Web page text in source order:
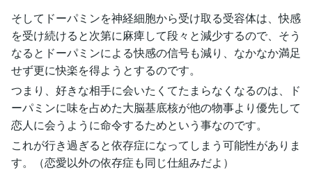
そしてドーパミンを神経細胞から受け取る受容体は、快感
を受け続けると次第に麻痺して段々と減少するので、そう
なるとドーパミンによる快感の信号も減り、なかなか満足
せず更に快楽を得ようとするのです。
つまり、好きな相手に会いたくてたまらなくなるのは、ド
ーパミンに味を占めた大脳基底核が他の物事より優先して
恋人に会うように命令するためという事なのです。
これが行き過ぎると依存症になってしまう可能性がありま
す。（恋愛以外の依存症も同じ仕組みだよ）